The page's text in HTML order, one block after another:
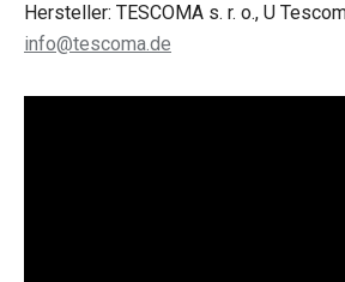
Hersteller: TESCOMA s. r. o., U
info@tescoma.de